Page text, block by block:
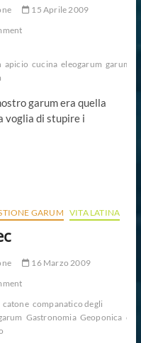
15 Aprile 2009
apicio cucina eleogarum garum
garum era quella
voglia di stupire i
GARUM VITA LATINA
16 Marzo 2009
catone companatico degli
Gastronomia Geoponica